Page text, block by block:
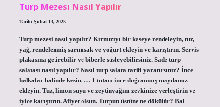
Turp Mezesı Nasıl Yapılır
Tarih: Şubat 13, 2025
Turp mezesi nasıl yapılır? Kırmızıyı bir kaseye rendeleyin, tuz,
yağ, rendelenmiş sarımsak ve yoğurt ekleyin ve karıştırın. Servis
plakasına getirebilir ve biberle süsleyebilirsiniz. Sade turp
salatası nasıl yapılır? Nasıl turp salata tarifi yaratırsınız? İnce
halkalar halinde kesin. … 1 tutam ince doğranmış maydanoz
ekleyin. Tuz, limon suyu ve zeytinyağını zevkinize yerleştirin ve
iyice karıştırın. Afiyet olsun. Turpun üstüne ne dökülür? Bal